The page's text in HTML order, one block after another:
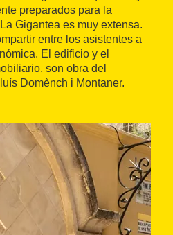
preparados para la
Gigantea es muy extensa.
entre los asistentes a
El edificio y el
son obra del
Domènch i Montaner.